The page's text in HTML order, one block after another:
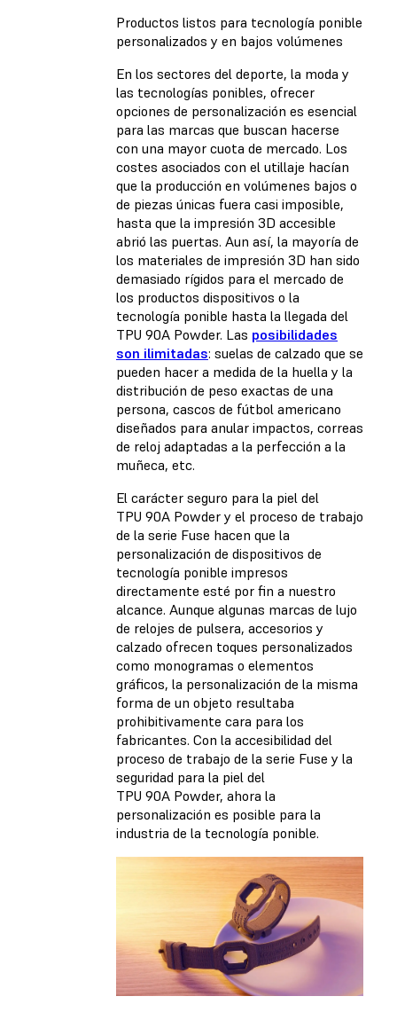
Productos listos para tecnología ponible
personalizados y en bajos volúmenes
En los sectores del deporte, la moda y
las tecnologías ponibles, ofrecer
opciones de personalización es esencial
para las marcas que buscan hacerse
con una mayor cuota de mercado. Los
costes asociados con el utillaje hacían
que la producción en volúmenes bajos o
de piezas únicas fuera casi imposible,
hasta que la impresión 3D accesible
abrió las puertas. Aun así, la mayoría de
los materiales de impresión 3D han sido
demasiado rígidos para el mercado de
los productos dispositivos o la
tecnología ponible hasta la llegada del
TPU 90A Powder. Las posibilidades
son ilimitadas: suelas de calzado que se
pueden hacer a medida de la huella y la
distribución de peso exactas de una
persona, cascos de fútbol americano
diseñados para anular impactos, correas
de reloj adaptadas a la perfección a la
muñeca, etc.
El carácter seguro para la piel del
TPU 90A Powder y el proceso de trabajo
de la serie Fuse hacen que la
personalización de dispositivos de
tecnología ponible impresos
directamente esté por fin a nuestro
alcance. Aunque algunas marcas de lujo
de relojes de pulsera, accesorios y
calzado ofrecen toques personalizados
como monogramas o elementos
gráficos, la personalización de la misma
forma de un objeto resultaba
prohibitivamente cara para los
fabricantes. Con la accesibilidad del
proceso de trabajo de la serie Fuse y la
seguridad para la piel del
TPU 90A Powder, ahora la
personalización es posible para la
industria de la tecnología ponible.